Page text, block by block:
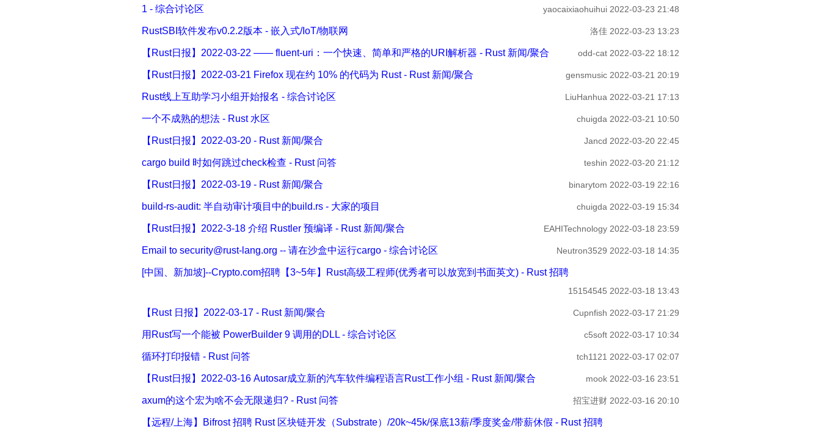
1 - 综合讨论区 yaocaixiaohuihui 2022-03-23 21:48
RustSBI软件发布v0.2.2版本 - 嵌入式/IoT/物联网 洛佳 2022-03-23 13:23
【Rust日报】2022-03-22 —— fluent-uri：一个快速、简单和严格的URI解析器 - Rust 新闻/聚合 odd-cat 2022-03-22 18:12
【Rust日报】2022-03-21 Firefox 现在约 10% 的代码为 Rust - Rust 新闻/聚合 gensmusic 2022-03-21 20:19
Rust线上互助学习小组开始报名 - 综合讨论区 LiuHanhua 2022-03-21 17:13
一个不成熟的想法 - Rust 水区 chuigda 2022-03-21 10:50
【Rust日报】2022-03-20 - Rust 新闻/聚合 Jancd 2022-03-20 22:45
cargo build 时如何跳过check检查 - Rust 问答 teshin 2022-03-20 21:12
【Rust日报】2022-03-19 - Rust 新闻/聚合 binarytom 2022-03-19 22:16
build-rs-audit: 半自动审计项目中的build.rs - 大家的项目 chuigda 2022-03-19 15:34
【Rust日报】2022-3-18 介绍 Rustler 预编译 - Rust 新闻/聚合 EAHITechnology 2022-03-18 23:59
Email to security@rust-lang.org -- 请在沙盒中运行cargo - 综合讨论区 Neutron3529 2022-03-18 14:35
[中国、新加坡]--Crypto.com招聘【3~5年】Rust高级工程师(优秀者可以放宽到书面英文) - Rust 招聘
15154545 2022-03-18 13:43
【Rust 日报】2022-03-17 - Rust 新闻/聚合 Cupnfish 2022-03-17 21:29
用Rust写一个能被 PowerBuilder 9 调用的DLL - 综合讨论区 c5soft 2022-03-17 10:34
循环打印报错 - Rust 问答 tch1121 2022-03-17 02:07
【Rust日报】2022-03-16 Autosar成立新的汽车软件编程语言Rust工作小组 - Rust 新闻/聚合 mook 2022-03-16 23:51
axum的这个宏为啥不会无限递归? - Rust 问答 招宝进财 2022-03-16 20:10
【远程/上海】Bifrost 招聘 Rust 区块链开发（Substrate）/20k~45k/保底13薪/季度奖金/带薪休假 - Rust 招聘